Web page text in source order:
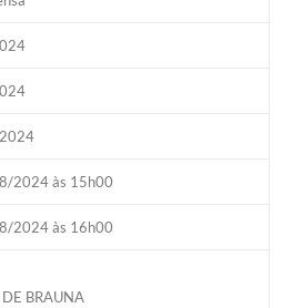
2024 às 15h00
2024 às 16h00
BRAUNA